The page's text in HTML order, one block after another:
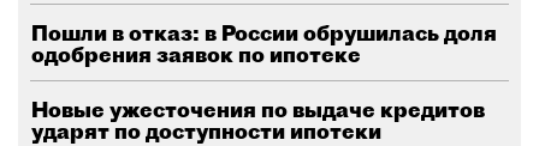
Пошли в отказ: в России обрушилась доля
одобрения заявок по ипотеке
Новые ужесточения по выдаче кредитов
ударят по доступности ипотеки